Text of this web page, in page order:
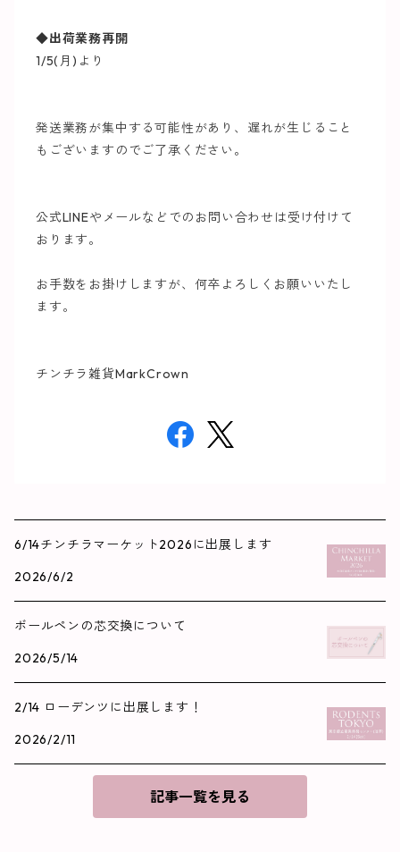
◆出荷業務再開
1/5(月)より
発送業務が集中する可能性があり、遅れが生じること
もございますのでご了承ください。
公式LINEやメールなどでのお問い合わせは受け付けて
おります。
お手数をお掛けしますが、何卒よろしくお願いいたし
ます。
チンチラ雑貨MarkCrown
6/14チンチラマーケット2026に出展します
2026/6/2
ボールペンの芯交換について
2026/5/14
2/14 ローデンツに出展します！
2026/2/11
記事一覧を見る